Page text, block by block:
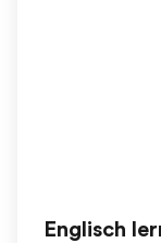
Englisch